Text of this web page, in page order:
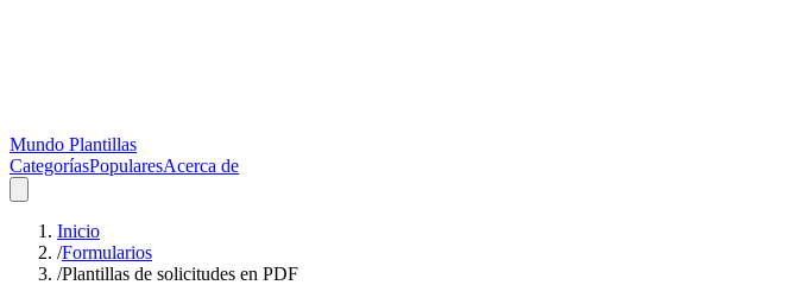
Mundo Plantillas
CategoríasPopularesAcerca de
Inicio
/Formularios
/Plantillas de solicitudes en PDF